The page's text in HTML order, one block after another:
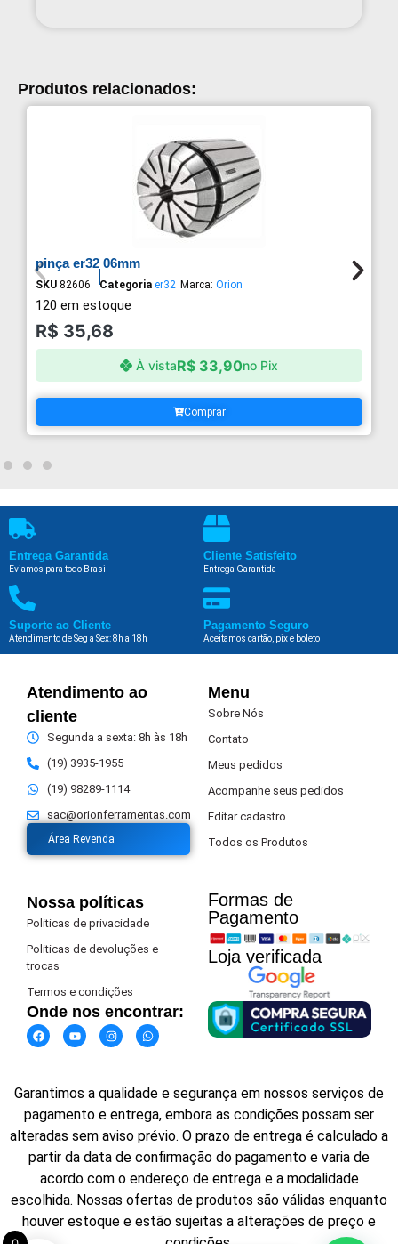
Produtos relacionados:
pinça er32 06mm
SKU 82606 Categoria er32 Marca: Orion
120 em estoque
R$ 35,68
À vistaR$ 33,90no Pix
Comprar
Entrega Garantida
Eviamos para todo Brasil
Cliente Satisfeito
Entrega Garantida
Suporte ao Cliente
Atendimento de Seg a Sex: 8h a 18h
Pagamento Seguro
Aceitamos cartão, pix e boleto
Atendimento ao
cliente
Segunda a sexta: 8h às 18h
(19) 3935-1955
(19) 98289-1114
sac@orionferramentas.com
Área Revenda
Menu
Sobre Nós
Contato
Meus pedidos
Acompanhe seus pedidos
Editar cadastro
Todos os Produtos
Nossa políticas
Politicas de privacidade
Politicas de devoluções e
trocas
Termos e condições
Onde nos encontrar:
Formas de
Pagamento​
Loja verificada
Garantimos a qualidade e segurança em nossos serviços de
pagamento e entrega, embora as condições possam ser
alteradas sem aviso prévio. O prazo de entrega é calculado a
partir da data de confirmação do pagamento e varia de
acordo com o endereço de entrega e a modalidade
escolhida. Nossas ofertas de produtos são válidas enquanto
houver estoque e estão sujeitas a alterações de preço e